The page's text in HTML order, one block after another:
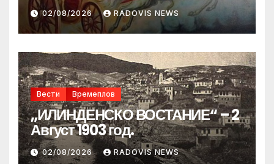
02/08/2026 RADOVIS NEWS
Вести Времеплов
„ИЛИНДЕНСКО ВОСТАНИЕ“ – 2
Август 1903 год.
02/08/2026 RADOVIS NEWS